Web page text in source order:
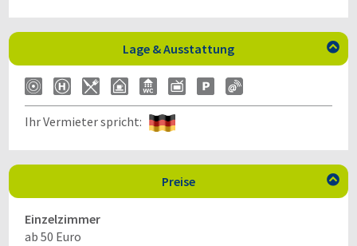
Lage & Ausstattung 
Ihr Vermieter spricht:
Preise 
Einzelzimmer
ab 50 Euro